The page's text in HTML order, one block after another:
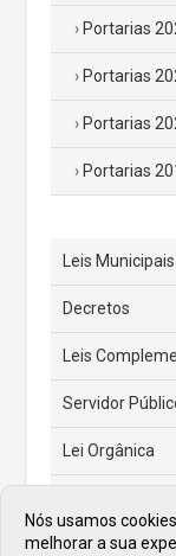
Portarias
Portarias
Portarias
Portarias
Leis Municipais
Decretos
Leis
Servidor
Lei Orgânica
Feriados e
Nós usamos
melhorar a sua